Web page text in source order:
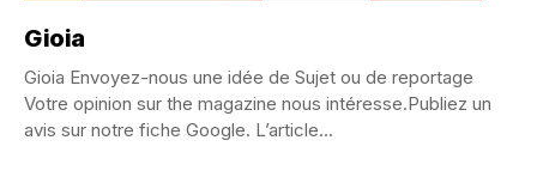
Gioia
Gioia Envoyez-nous une idée de Sujet ou de reportage
Votre opinion sur the magazine nous intéresse.Publiez un
avis sur notre fiche Google. L’article...